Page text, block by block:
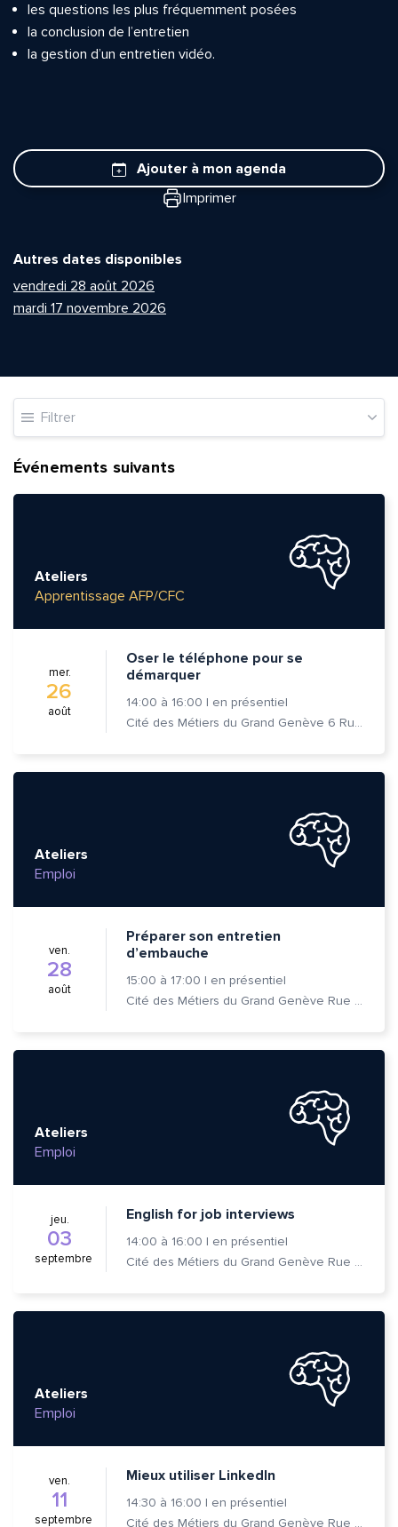
les questions les plus fréquemment posées
la conclusion de l’entretien
la gestion d’un entretien vidéo.
Ajouter à mon agenda
Imprimer
Autres dates disponibles
vendredi 28 août 2026
mardi 17 novembre 2026
Filtrer
Événements suivants
Ateliers
Apprentissage AFP/CFC
mer.
26
août
Oser le téléphone pour se
démarquer
14:00 à 16:00 | en présentiel
Cité des Métiers du Grand Genève 6 Rue Prévost-Martin 1205 Genève
Ateliers
Emploi
ven.
28
août
Préparer son entretien
d’embauche
15:00 à 17:00 | en présentiel
Cité des Métiers du Grand Genève Rue Prévost-Martin 6 1205 Genève
Ateliers
Emploi
jeu.
03
septembre
English for job interviews
14:00 à 16:00 | en présentiel
Cité des Métiers du Grand Genève Rue Prévost-Martin 6 1205 Genève
Ateliers
Emploi
ven.
11
septembre
Mieux utiliser LinkedIn
14:30 à 16:00 | en présentiel
Cité des Métiers du Grand Genève Rue Prévost-Martin 6 1205 Genève